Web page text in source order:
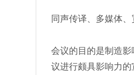
同声传译、多媒体、
会议的目的是制造
议进行颇具影响力的